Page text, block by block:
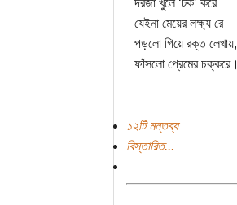
যেইনা মেয়ের লক্ষ্য রে
পড়লো গিয়ে রক্ত লেখায়,
ফাঁসলো প্রেমের চক্করে।
১২টি মন্তব্য
বিস্তারিত...